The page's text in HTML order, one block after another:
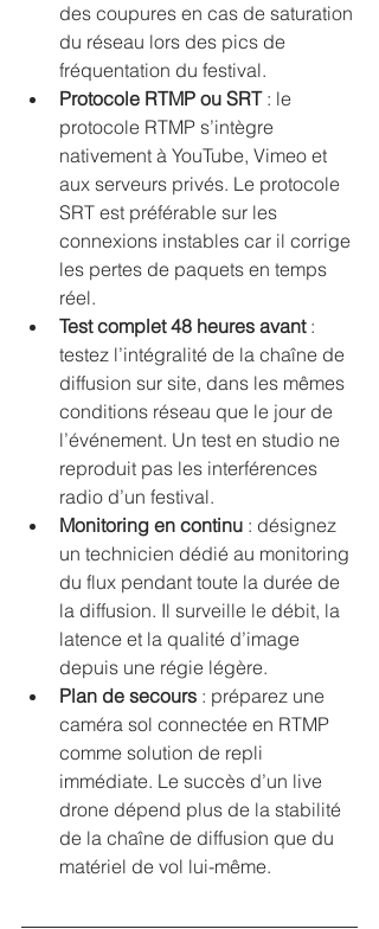
des coupures en cas de saturation
du réseau lors des pics de
fréquentation du festival.
Protocole RTMP ou SRT : le
protocole RTMP s’intègre
nativement à YouTube, Vimeo et
aux serveurs privés. Le protocole
SRT est préférable sur les
connexions instables car il corrige
les pertes de paquets en temps
réel.
Test complet 48 heures avant :
testez l’intégralité de la chaîne de
diffusion sur site, dans les mêmes
conditions réseau que le jour de
l’événement. Un test en studio ne
reproduit pas les interférences
radio d’un festival.
Monitoring en continu : désignez
un technicien dédié au monitoring
du flux pendant toute la durée de
la diffusion. Il surveille le débit, la
latence et la qualité d’image
depuis une régie légère.
Plan de secours : préparez une
caméra sol connectée en RTMP
comme solution de repli
immédiate. Le succès d’un live
drone dépend plus de la stabilité
de la chaîne de diffusion que du
matériel de vol lui-même.